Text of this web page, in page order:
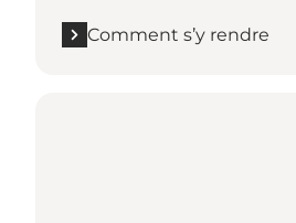
Comment s’y rendre